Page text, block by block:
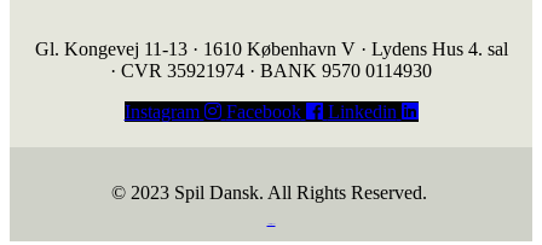
Gl. Kongevej 11-13 · 1610 København V · Lydens Hus 4. sal
· CVR 35921974 · BANK 9570 0114930
Instagram
Facebook Linkedin
© 2023 Spil Dansk. All Rights Reserved.